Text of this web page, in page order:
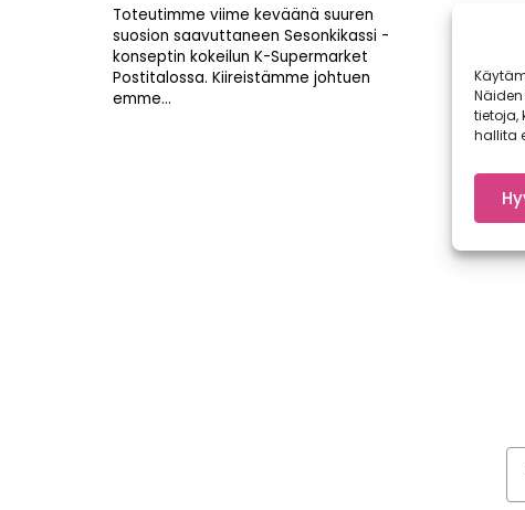
tietoja,
hallita
Toteutimme viime keväänä suuren
suosion saavuttaneen Sesonkikassi -
konseptin kokeilun K-Supermarket
Postitalossa. Kiireistämme johtuen
emme...